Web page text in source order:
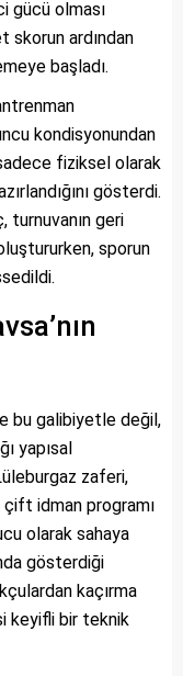
gücü olması
skorun ardından
başladı.
kondisyonundan
fiziksel olarak
gösterdi.
turnuvanın geri
sporun
bu galibiyetle değil,
yapısal
zaferi,
idman programı
olarak sahaya
gösterdiği
kaçırma
keyifli bir teknik